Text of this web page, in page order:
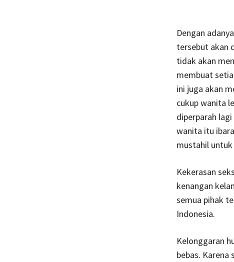
Dengan
tersebut akan
tidak akan
membuat
ini juga akan
cukup wanita
diperparah
wanita itu
mustahil
Kekerasan
kenangan
semua pihak
Indonesia.
Kelonggaran
bebas.